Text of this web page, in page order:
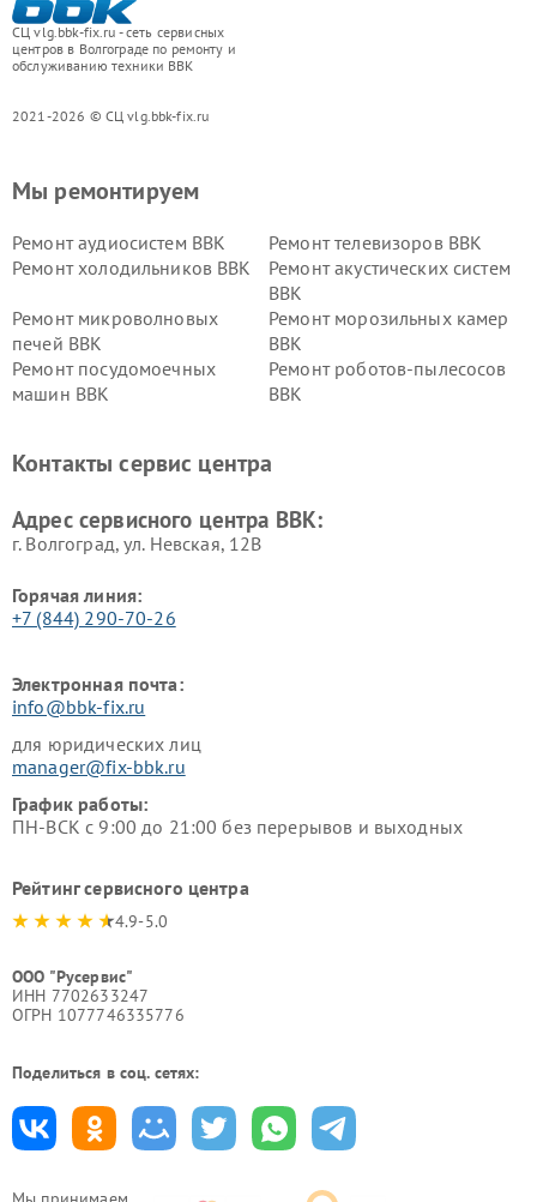
СЦ vlg.bbk-fix.ru - сеть сервисных
центров в Волгограде по ремонту и
обслуживанию техники BBK
2021-2026 © СЦ vlg.bbk-fix.ru
Мы ремонтируем
Ремонт аудиосистем BBK
Ремонт телевизоров BBK
Ремонт холодильников BBK
Ремонт акустических систем
BBK
Ремонт микроволновых
печей BBK
Ремонт морозильных камер
BBK
Ремонт посудомоечных
машин BBK
Ремонт роботов-пылесосов
BBK
Ремонт винных шкафов BBK
Контакты сервис центра
Адрес сервисного центра BBK:
г. Волгоград, ул. Невская, 12В
Горячая линия:
+7 (844) 290-70-26
Электронная почта:
info@bbk-fix.ru
для юридических лиц
manager@fix-bbk.ru
График работы:
ПН-ВСК с 9:00 до 21:00 без перерывов и выходных
Рейтинг сервисного центра
4.9-5.0
ООО "Русервис"
ИНН 7702633247
ОГРН 1077746335776
Поделиться в соц. сетях: